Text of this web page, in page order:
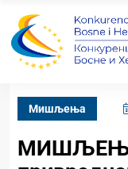
Mишљења
МИШЉЕЊЕ